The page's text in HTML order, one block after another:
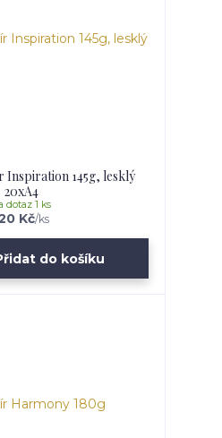
145g, lesklý
20xA4
Kč/ks
dotaz 1 ks
do košíku